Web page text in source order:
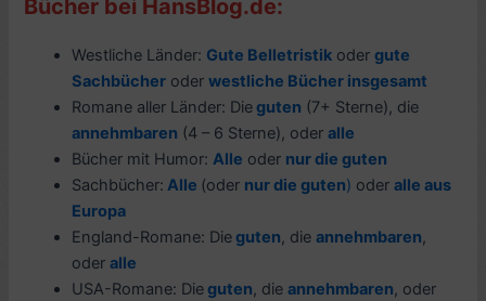
Bücher bei HansBlog.de:
Westliche Länder: Gute Belletristik odergute
Sachbücher oderwestliche Bücher insgesamt
Romane aller Länder: Dieguten (7+ Sterne), die
annehmbaren (4 – 6 Sterne), oderalle
Bücher mit Humor:Alle oder nur die guten
Sachbücher: Alle (oder nur die guten) oderalle aus
Europa
England-Romane: Dieguten, dieannehmbaren,
oderalle
USA-Romane: Dieguten, dieannehmbaren, oder